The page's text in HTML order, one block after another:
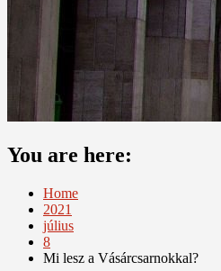
You are here:
Home
2021
július
8
Mi lesz a Vásárcsarnokkal?